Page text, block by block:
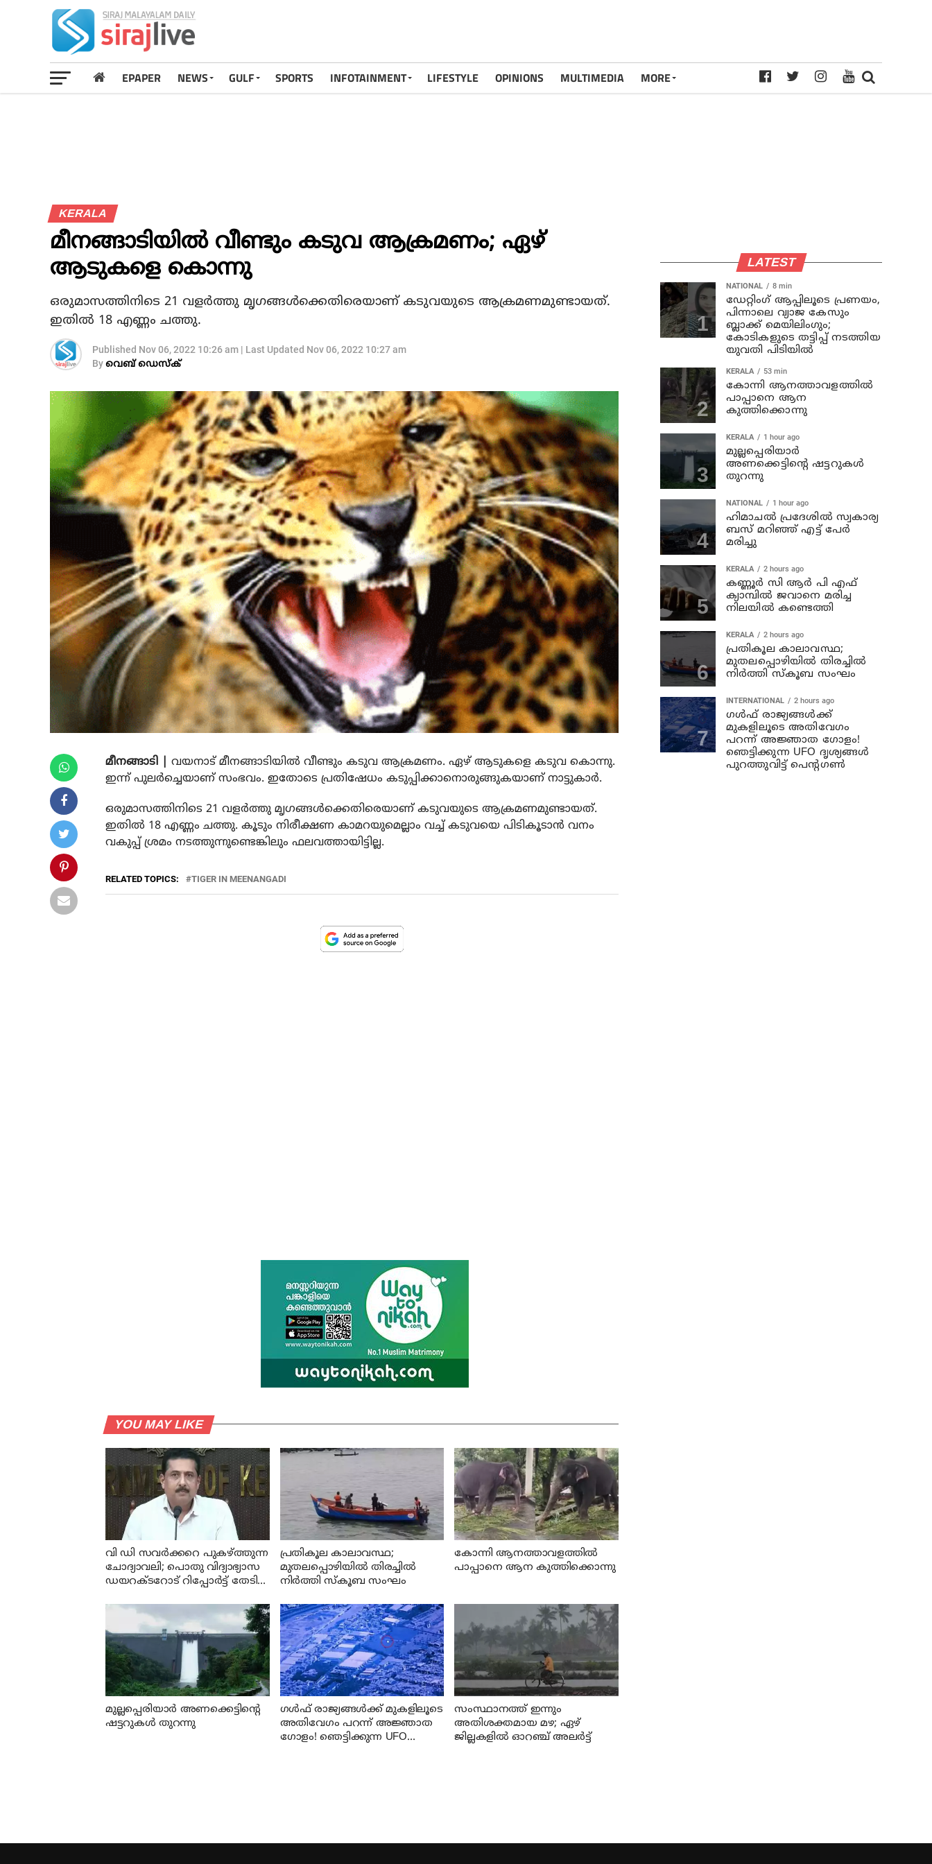
EPAPER NEWS GULF SPORTS INFOTAINMENT LIFESTYLE OPINIONS MULTIMEDIA MORE
KERALA
മീനങ്ങാടിയില്‍ വീണ്ടും കടുവ ആക്രമണം; ഏഴ്
ആടുകളെ കൊന്നു
ഒരുമാസത്തിനിടെ 21 വളര്‍ത്തു മൃഗങ്ങള്‍ക്കെതിരെയാണ് കടുവയുടെ ആക്രമണമുണ്ടായത്.
ഇതില്‍ 18 എണ്ണം ചത്തു.
Published Nov 06, 2022 10:26 am | Last Updated Nov 06, 2022 10:27 am
Byവെബ് ഡെസ്‌ക്
മീനങ്ങാടി | വയനാട് മീനങ്ങാടിയില്‍ വീണ്ടും കടുവ ആക്രമണം. ഏഴ് ആടുകളെ കടുവ കൊന്നു.
ഇന്ന് പുലര്‍ച്ചെയാണ് സംഭവം. ഇതോടെ പ്രതിഷേധം കടുപ്പിക്കാനൊരുങ്ങുകയാണ് നാട്ടുകാര്‍.
ഒരുമാസത്തിനിടെ 21 വളര്‍ത്തു മൃഗങ്ങള്‍ക്കെതിരെയാണ് കടുവയുടെ ആക്രമണമുണ്ടായത്.
ഇതില്‍ 18 എണ്ണം ചത്തു. കൂടും നിരീക്ഷണ കാമറയുമെല്ലാം വച്ച് കടുവയെ പിടികൂടാന്‍ വനം
വകുപ്പ് ശ്രമം നടത്തുന്നുണ്ടെങ്കിലും ഫലവത്തായിട്ടില്ല.
RELATED TOPICS: TIGER IN MEENANGADI
YOU MAY LIKE
വി ഡി സവര്‍ക്കറെ പുകഴ്ത്തുന്ന
ചോദ്യാവലി; പൊതു വിദ്യാഭ്യാസ
ഡയറക്ടറോട് റിപ്പോര്‍ട്ട് തേടി
പ്രതികൂല കാലാവസ്ഥ;
മുതലപ്പൊഴിയില്‍ തിരച്ചില്‍
നിര്‍ത്തി സ്കൂബ സംഘം
കോന്നി ആനത്താവളത്തില്‍
പാപ്പാനെ ആന കുത്തിക്കൊന്നു
മുല്ലപ്പെരിയാര്‍ അണക്കെട്ടിന്റെ
ഷട്ടറുകള്‍ തുറന്നു
ഗൾഫ് രാജ്യങ്ങൾക്ക് മുകളിലൂടെ
അതിവേഗം പറന്ന് അജ്ഞാത
ഗോളം! ഞെട്ടിക്കുന്ന UFO
സംസ്ഥാനത്ത് ഇന്നും
അതിശക്തമായ മഴ; ഏഴ്
ജില്ലകളില്‍ ഓറഞ്ച് അലര്‍ട്ട്
LATEST
NATIONAL 8 min
ഡേറ്റിംഗ് ആപ്പിലൂടെ പ്രണയം,
പിന്നാലെ വ്യാജ കേസും
ബ്ലാക്ക് മെയിലിംഗും;
കോടികളുടെ തട്ടിപ്പ് നടത്തിയ
യുവതി പിടിയിൽ
KERALA 53 min
കോന്നി ആനത്താവളത്തില്‍
പാപ്പാനെ ആന
കുത്തിക്കൊന്നു
KERALA 1 hour ago
മുല്ലപ്പെരിയാര്‍
അണക്കെട്ടിന്റെ ഷട്ടറുകള്‍
തുറന്നു
NATIONAL 1 hour ago
ഹിമാചല്‍ പ്രദേശില്‍ സ്വകാര്യ
ബസ് മറിഞ്ഞ് എട്ട് പേര്‍
മരിച്ചു
KERALA 2 hours ago
കണ്ണൂര്‍ സി ആര്‍ പി എഫ്
ക്യാമ്പില്‍ ജവാനെ മരിച്ച
നിലയില്‍ കണ്ടെത്തി
KERALA 2 hours ago
പ്രതികൂല കാലാവസ്ഥ;
മുതലപ്പൊഴിയില്‍ തിരച്ചില്‍
നിര്‍ത്തി സ്കൂബ സംഘം
INTERNATIONAL 2 hours ago
ഗൾഫ് രാജ്യങ്ങൾക്ക്
മുകളിലൂടെ അതിവേഗം
പറന്ന് അജ്ഞാത ഗോളം!
ഞെട്ടിക്കുന്ന UFO ദൃശ്യങ്ങൾ
പുറത്തുവിട്ട് പെന്റഗൺ